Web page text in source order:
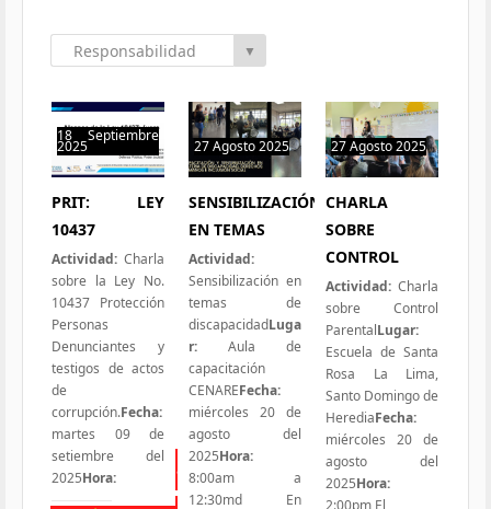
Todas las Iniciativas
Responsabilidad
▼
18 Septiembre
2025
0 hit
PRIT: LEY
10437
Actividad: Charla
sobre la Ley No.
10437 Protección
Personas
Denunciantes y
testigos de actos
de
corrupción.Fecha:
martes 09 de
setiembre del
2025Hora:
27 Agosto 2025
1 hit
SENSIBILIZACIÓN
EN TEMAS
Actividad:
Sensibilización en
temas de
discapacidadLuga
r: Aula de
capacitación
CENAREFecha:
miércoles 20 de
agosto del
2025Hora:
8:00am a
12:30md En
27 Agosto 2025
1 hit
CHARLA
SOBRE
CONTROL
Actividad: Charla
sobre Control
ParentalLugar:
Escuela de Santa
Rosa La Lima,
Santo Domingo de
HerediaFecha:
miércoles 20 de
agosto del
2025Hora:
2:00pm El